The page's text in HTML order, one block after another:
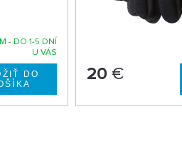
- DO 1-5 DNÍ
U VÁS
20€